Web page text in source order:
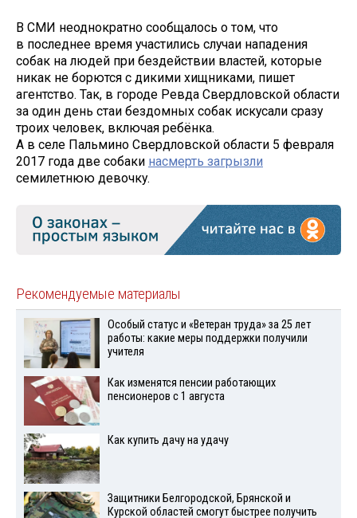
В СМИ неоднократно сообщалось о том, что
в последнее время участились случаи нападения
собак на людей при бездействии властей, которые
никак не борются с дикими хищниками, пишет
агентство. Так, в городе Ревда Свердловской области
за один день стаи бездомных собак искусали сразу
троих человек, включая ребёнка.
А в селе Пальмино Свердловской области 5 февраля
2017 года две собаки насмерть загрызли
семилетнюю девочку.
Рекомендуемые материалы
Особый статус и «Ветеран труда» за 25 лет
работы: какие меры поддержки получили
учителя
Как изменятся пенсии работающих
пенсионеров с 1 августа
Как купить дачу на удачу
Защитники Белгородской, Брянской и
Курской областей смогут быстрее получить